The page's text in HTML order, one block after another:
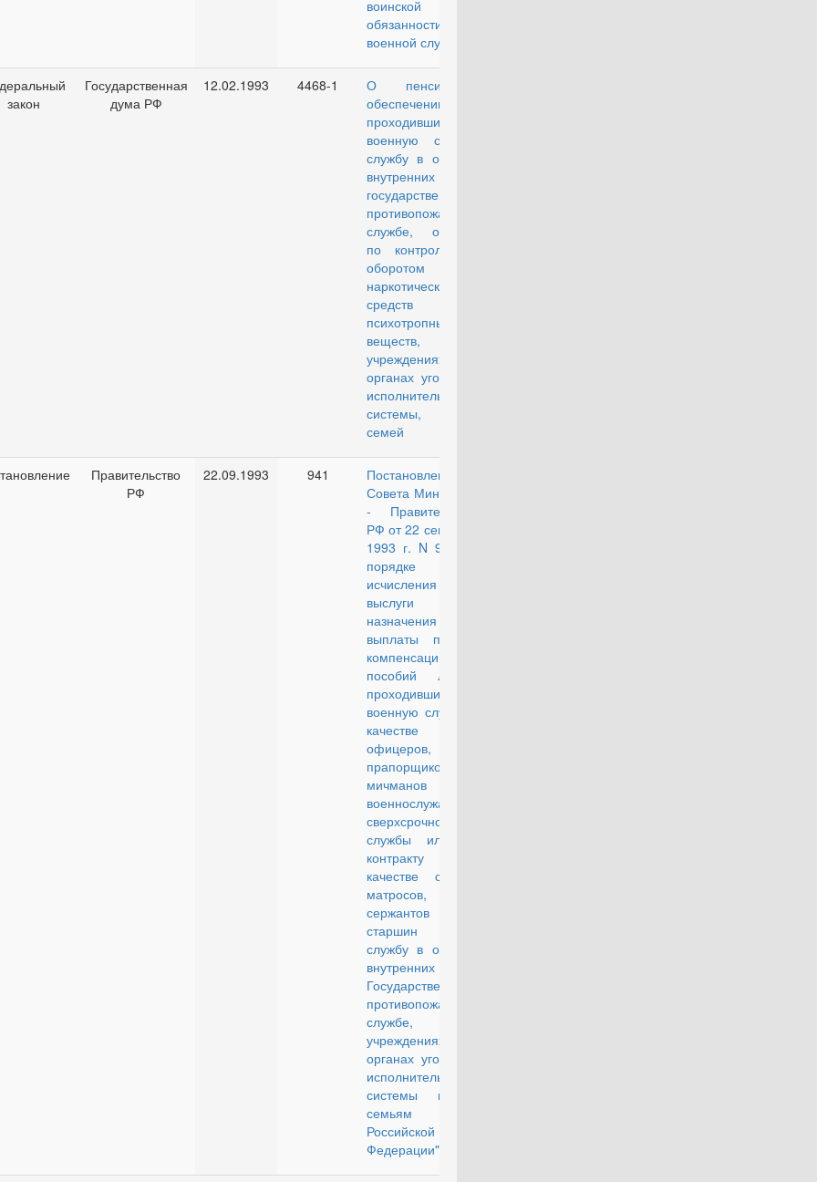
воинской
обязанности и
военной службе"
закон
Государственная
дума РФ
12.02.1993 4468-1
О пенсионном
обеспечении лиц,
проходивших
военную службу,
службу в органах
внутренних дел,
государственной
противопожарной
службе, органах
по контролю за
оборотом
наркотических
средств и
психотропных
веществ,
учреждениях и
органах уголовно-
исполнительной
системы, и их
семей
Правительство
РФ
22.09.1993 941
Постановление
Совета Министров
- Правительства
РФ от 22 сентября
1993 г. N 941 "О
порядке
исчисления
выслуги лет,
назначения и
выплаты пенсий,
компенсаций и
пособий лицам,
проходившим
военную службу в
качестве
офицеров,
прапорщиков,
мичманов и
военнослужащих
сверхсрочной
службы или по
контракту в
качестве солдат,
матросов,
сержантов и
старшин либо
службу в органах
внутренних дел,
Государственной
противопожарной
службе,
учреждениях и
органах уголовно-
исполнительной
системы и их
семьям в
Российской
Федерации"